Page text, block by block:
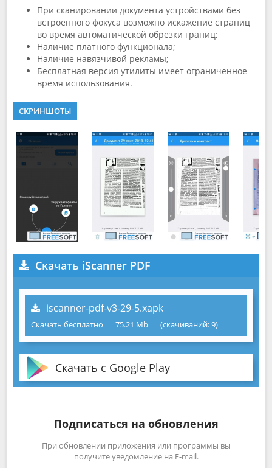
При сканировании документа устройствами без
встроенного фокуса возможно искажение страниц
во время автоматической обрезки границ;
Наличие платного функционала;
Наличие навязчивой рекламы;
Бесплатная версия утилиты имеет ограниченное
время использования.
СКРИНШОТЫ
Скачать iScanner PDF
iscanner-pdf-v3-29-5.xapk
Скачать бесплатно 75.21 Mb (cкачиваний: 9)
Скачать с Google Play
Подписаться на обновления
При обновлении приложения или программы вы
получите уведомление на E-mail.